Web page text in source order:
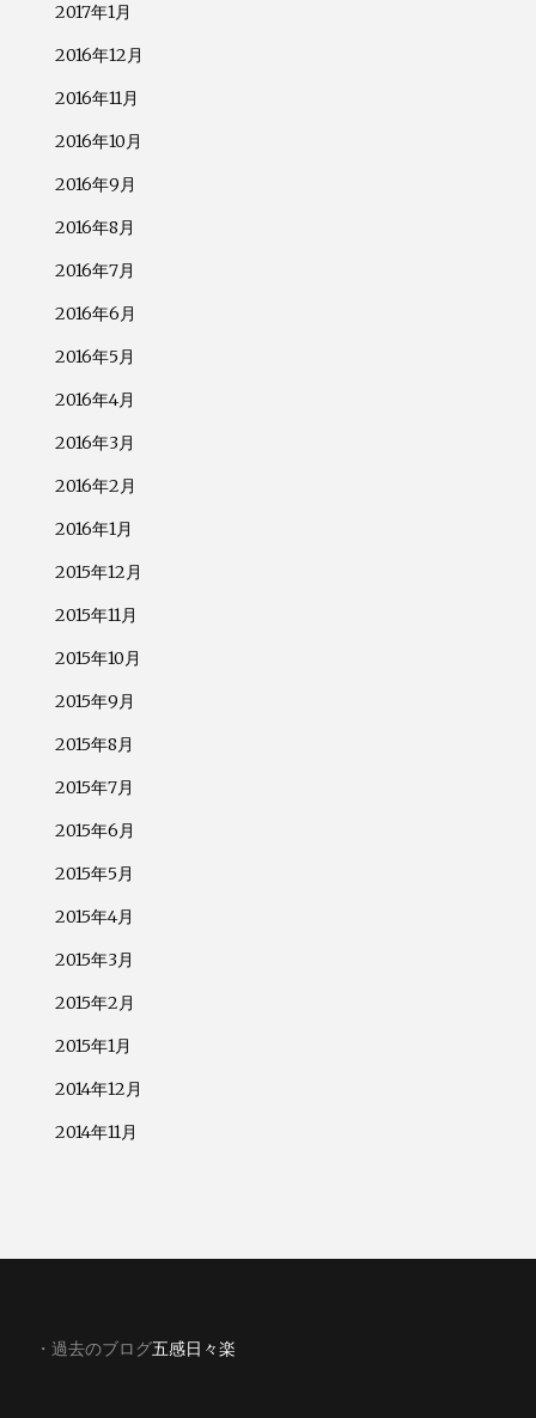
2017年1月
2016年12月
2016年11月
2016年10月
2016年9月
2016年8月
2016年7月
2016年6月
2016年5月
2016年4月
2016年3月
2016年2月
2016年1月
2015年12月
2015年11月
2015年10月
2015年9月
2015年8月
2015年7月
2015年6月
2015年5月
2015年4月
2015年3月
2015年2月
2015年1月
2014年12月
2014年11月
・過去のブログ五感日々楽